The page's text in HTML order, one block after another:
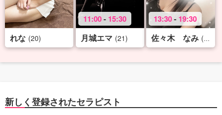
れな (20)
11:00- 15:30
月城エマ (21)
13:30- 19:30
佐々木 なみ (25)
新しく登録されたセラピスト